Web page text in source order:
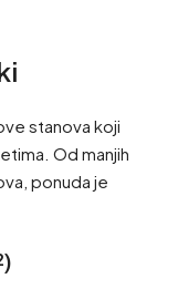
stanova koji
Od manjih
ponuda je